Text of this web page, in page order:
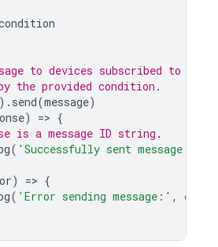
to devices subscribed to the
the provided condition.
send(message)
) => {
is a message ID string.
( 'Successfully sent message:'
) => {
( 'Error sending message:' , error